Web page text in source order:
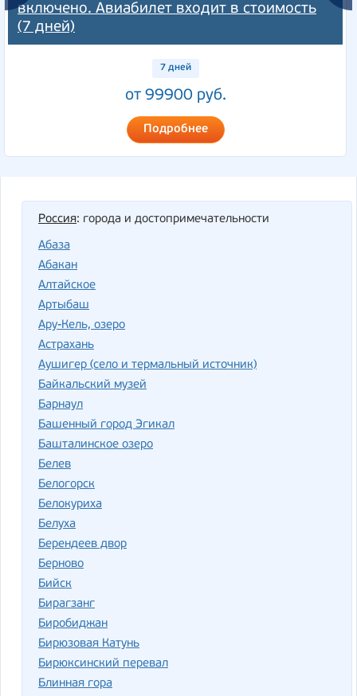
включено. Авиабилет входит в стоимость
(7 дней)
7 дней
от 99900 руб.
Подробнее
Россия: города и достопримечательности
Абаза
Абакан
Алтайское
Артыбаш
Ару-Кель, озеро
Астрахань
Аушигер (село и термальный источник)
Байкальский музей
Барнаул
Башенный город Эгикал
Башталинское озеро
Белев
Белогорск
Белокуриха
Белуха
Берендеев двор
Берново
Бийск
Бирагзанг
Биробиджан
Бирюзовая Катунь
Бирюксинский перевал
Блинная гора